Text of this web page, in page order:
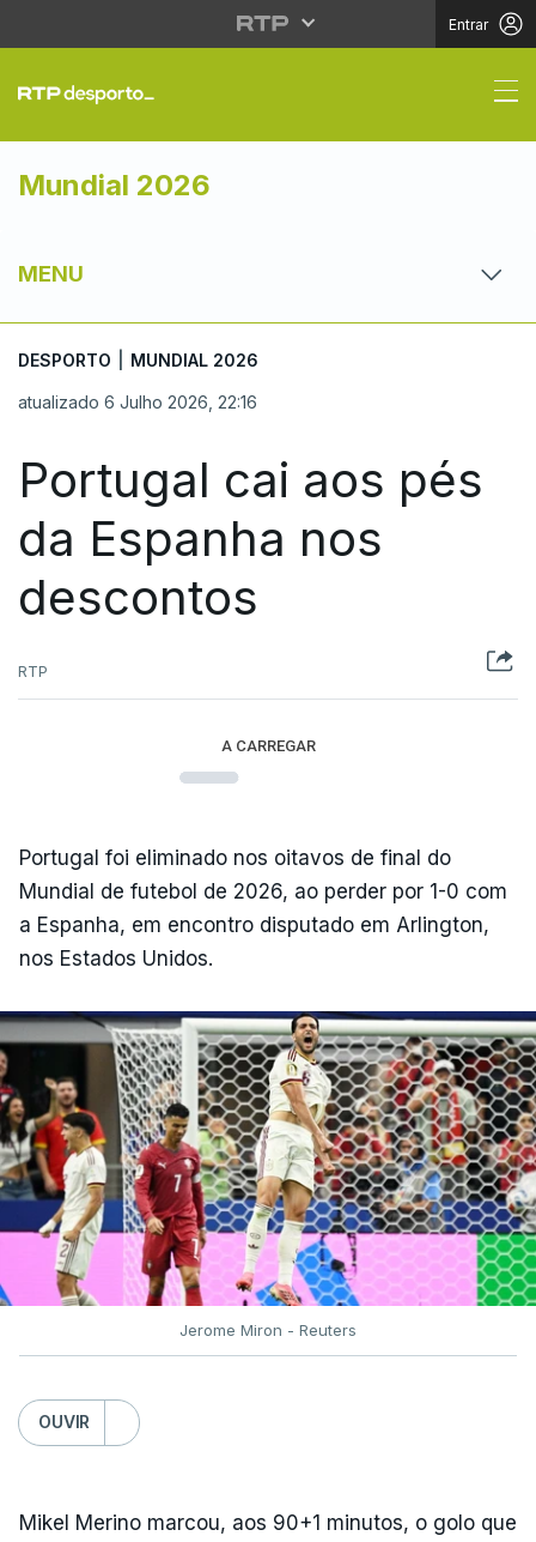
Entrar
Portugal cai aos pés
Mundial 2026
MENU
DESPORTO MUNDIAL 2026
atualizado 6 Julho 2026, 22:16
Portugal cai aos pés
da Espanha nos
descontos
RTP
A CARREGAR
Portugal foi eliminado nos oitavos de final do
Mundial de futebol de 2026, ao perder por 1-0 com
a Espanha, em encontro disputado em Arlington,
nos Estados Unidos.
Jerome Miron - Reuters
OUVIR
Mikel Merino marcou, aos 90+1 minutos, o golo que